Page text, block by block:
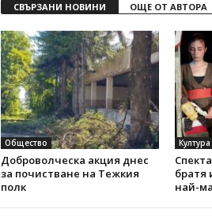
СВЪРЗАНИ НОВИНИ ОЩЕ ОТ АВТОРА
Общество
Доброволческа акция днес
за почистване на Тежкия
полк
Култура
братя
най-